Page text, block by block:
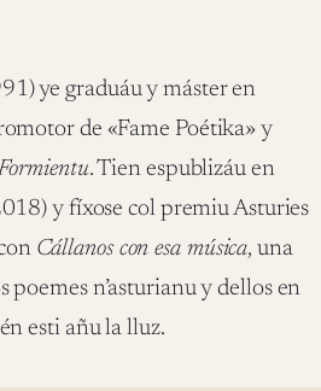
ye graduáu y máster en
de «Fame Poétika» y
. Tien espublizáu en
y fíxose col premiu Asturies
Cállanos con esa música, una
n’asturianu y dellos en
esti añu la lluz.